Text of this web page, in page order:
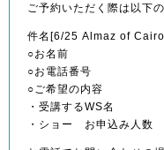
ご予約いただく際は以下
件名[6/25 Almaz of
○お名前
○お電話番号
○ご希望の内容
・受講するWS名
・ショー お申込み人数